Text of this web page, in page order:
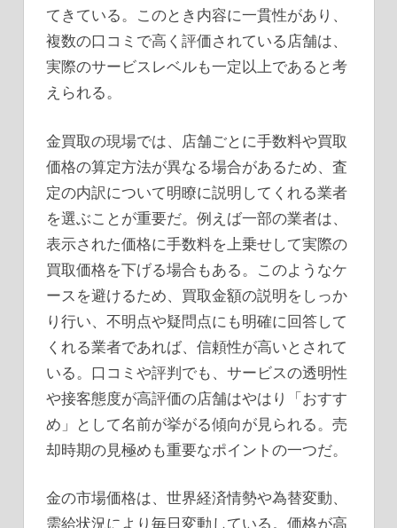
てきている。このとき内容に一貫性があり、
複数の口コミで高く評価されている店舗は、
実際のサービスレベルも一定以上であると考
えられる。
金買取の現場では、店舗ごとに手数料や買取
価格の算定方法が異なる場合があるため、査
定の内訳について明瞭に説明してくれる業者
を選ぶことが重要だ。例えば一部の業者は、
表示された価格に手数料を上乗せして実際の
買取価格を下げる場合もある。このようなケ
ースを避けるため、買取金額の説明をしっか
り行い、不明点や疑問点にも明確に回答して
くれる業者であれば、信頼性が高いとされて
いる。口コミや評判でも、サービスの透明性
や接客態度が高評価の店舗はやはり「おすす
め」として名前が挙がる傾向が見られる。売
却時期の見極めも重要なポイントの一つだ。
金の市場価格は、世界経済情勢や為替変動、
需給状況により毎日変動している。価格が高